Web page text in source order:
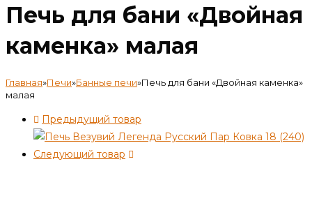
Печь для бани «Двойная
каменка» малая
Главная»Печи»Банные печи»Печь для бани «Двойная каменка»
малая
Предыдущий товар
Следующий товар